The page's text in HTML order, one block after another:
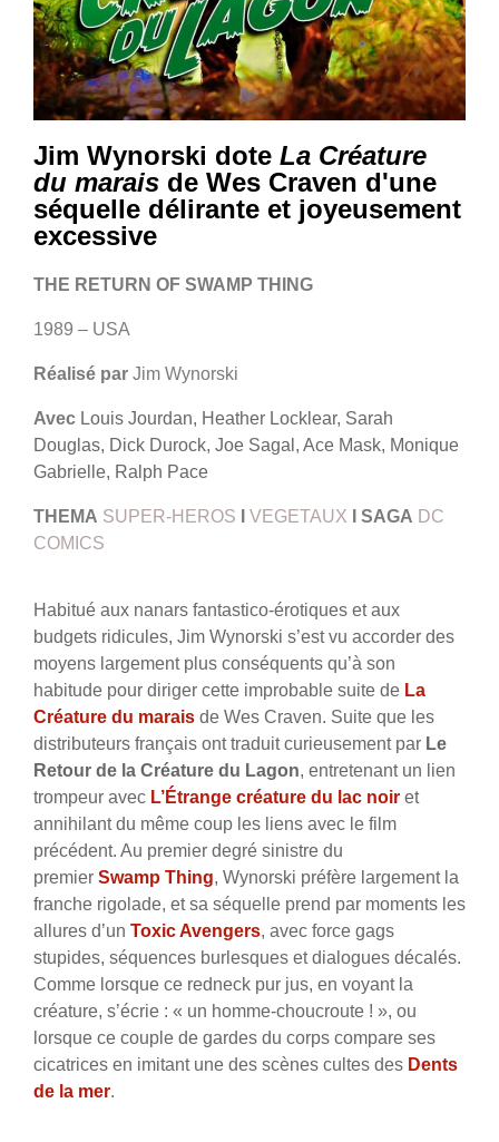
Jim Wynorski dote La Créature
du marais de Wes Craven d'une
séquelle délirante et joyeusement
excessive
THE RETURN OF SWAMP THING
1989 – USA
Réalisé par Jim Wynorski
Avec Louis Jourdan, Heather Locklear, Sarah
Douglas, Dick Durock, Joe Sagal, Ace Mask, Monique
Gabrielle, Ralph Pace
THEMA SUPER-HEROS VEGETAUX SAGA DC
COMICS
Habitué aux nanars fantastico-érotiques et aux
budgets ridicules, Jim Wynorski s’est vu accorder des
moyens largement plus conséquents qu’à son
habitude pour diriger cette improbable suite de La
Créature du marais de Wes Craven. Suite que les
distributeurs français ont traduit curieusement par Le
Retour de la Créature du Lagon, entretenant un lien
trompeur avec L’Étrange créature du lac noir et
annihilant du même coup les liens avec le film
précédent. Au premier degré sinistre du
premier Swamp Thing, Wynorski préfère largement la
franche rigolade, et sa séquelle prend par moments les
allures d’un Toxic Avengers, avec force gags
stupides, séquences burlesques et dialogues décalés.
Comme lorsque ce redneck pur jus, en voyant la
créature, s’écrie : « un homme-choucroute ! », ou
lorsque ce couple de gardes du corps compare ses
cicatrices en imitant une des scènes cultes des Dents
de la mer.